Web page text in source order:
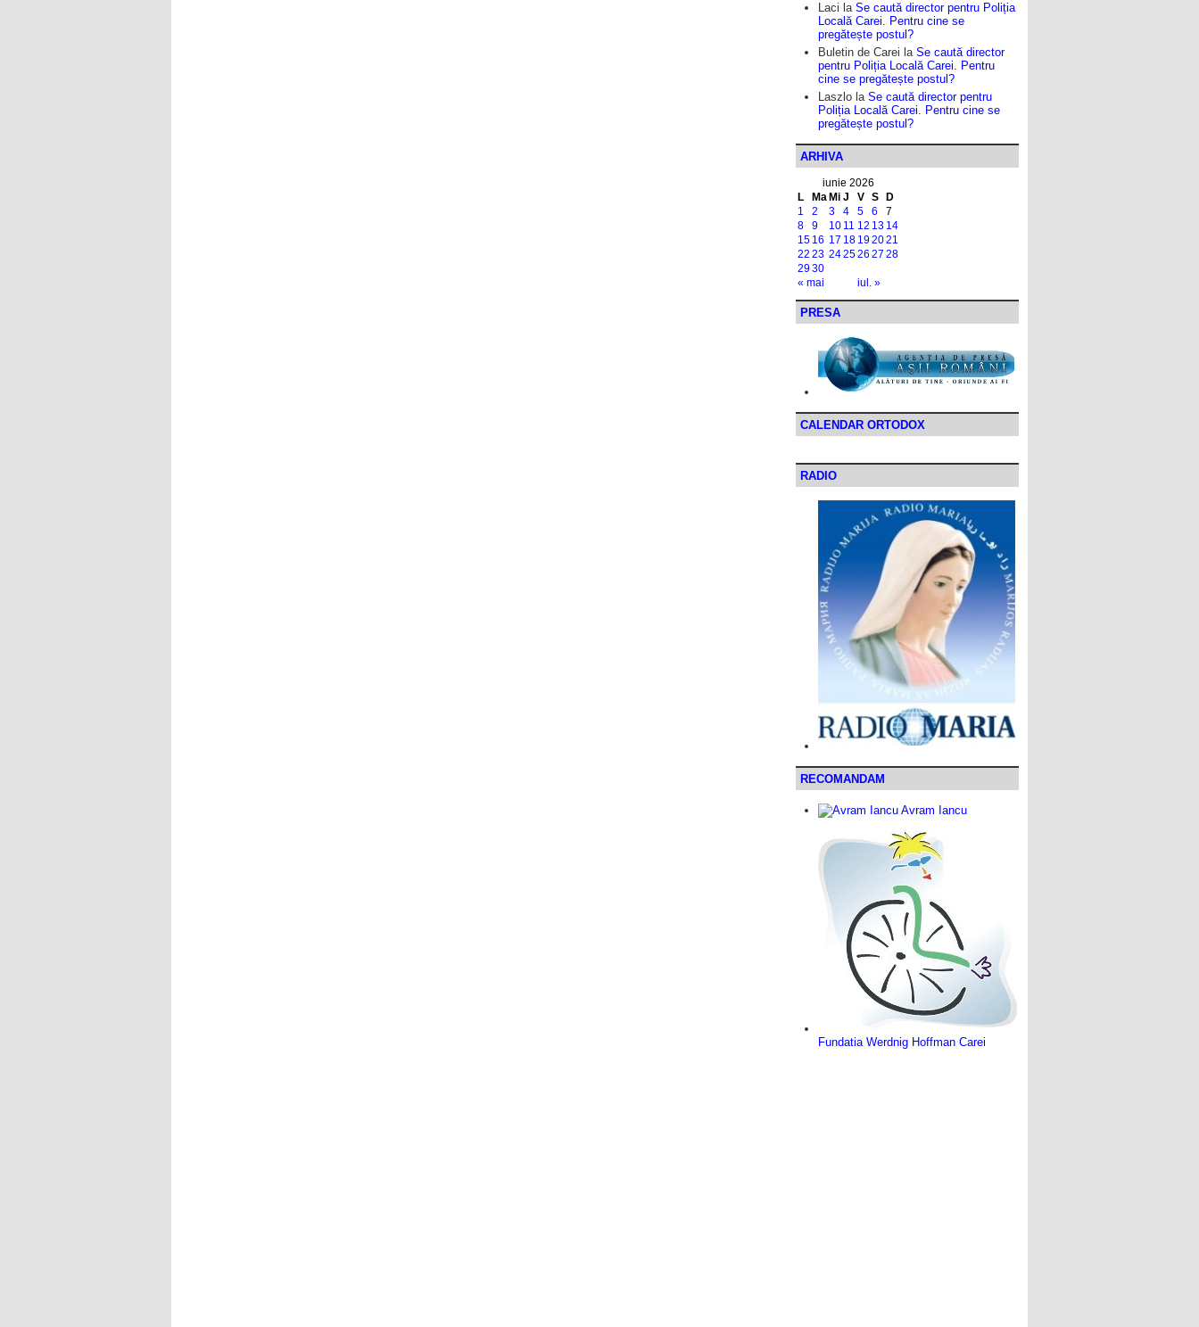
Laci la Se caută director pentru Poliția
Locală Carei. Pentru cine se
pregătește postul?
Buletin de Carei la Se caută director
pentru Poliția Locală Carei. Pentru
cine se pregătește postul?
Laszlo la Se caută director pentru
Poliția Locală Carei. Pentru cine se
pregătește postul?
ARHIVA
iunie 2026
L
Ma Mi J V S D
« mai iul. »
1 2 3 4 5 6
7
8
9 10 11 12 13 14
15 16 17 18 192021
22 23 242526 27 28
2930
PRESA
CALENDAR ORTODOX
RADIO
RECOMANDAM
Avram Iancu
Fundatia Werdnig Hoffman Carei